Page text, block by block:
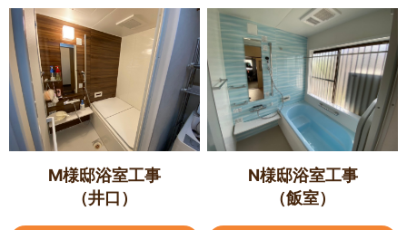
M様邸浴室工事
（井口）
N様邸浴室工事
（飯室）